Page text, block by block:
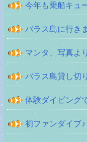
今年も乗船キュ
バラス島に行き
マンタ、写真よ
バラス島貸し切り
体験ダイビング
初ファンダイブ♪